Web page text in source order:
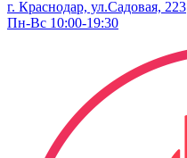
г. Краснодар, ул.Садовая, 223
Пн-Вс 10:00-19:30